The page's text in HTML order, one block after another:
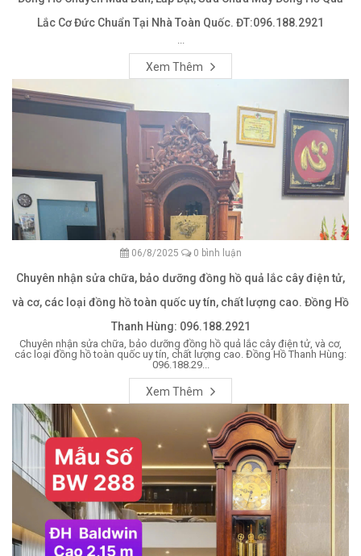
Lắc Cơ Đức Chuẩn Tại Nhà Toàn Quốc. ĐT:096.188.2921
Xem Thêm
06/8/2025 0 bình luận
Chuyên nhận sửa chữa, bảo dưỡng đồng hồ quả lắc cây điện tử,
và cơ, các loại đồng hồ toàn quốc uy tín, chất lượng cao. Đồng Hồ
Thanh Hùng: 096.188.2921
Chuyên nhận sửa chữa, bảo dưỡng đồng hồ quả lắc cây điện tử, và cơ,
các loại đồng hồ toàn quốc uy tín, chất lượng cao. Đồng Hồ Thanh Hùng:
096.188.29...
Xem Thêm